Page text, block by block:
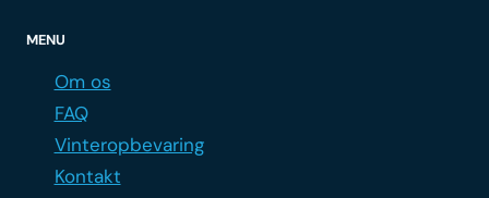
MENU
Om os
FAQ
Vinteropbevaring
Kontakt